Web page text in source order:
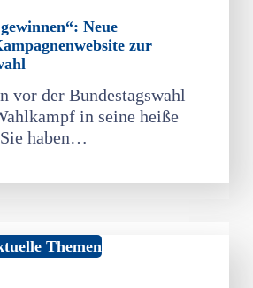
Neue
zur
vor der Bundestagswahl
in seine heiße
haben…
Themen